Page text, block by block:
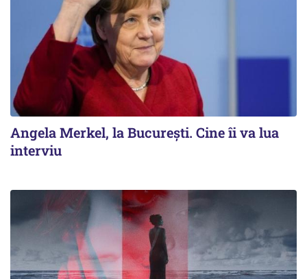
Angela Merkel, la București. Cine îi va lua
interviu